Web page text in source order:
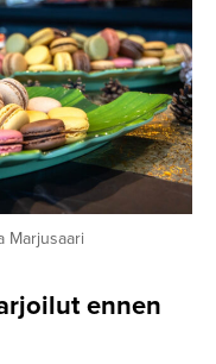
Marjusaari
ennen